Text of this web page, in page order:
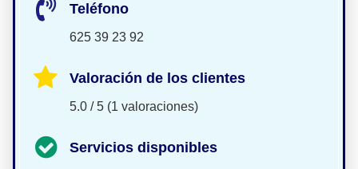
Teléfono
625 39 23 92
Valoración de los clientes
5.0 / 5 (1 valoraciones)
Servicios disponibles